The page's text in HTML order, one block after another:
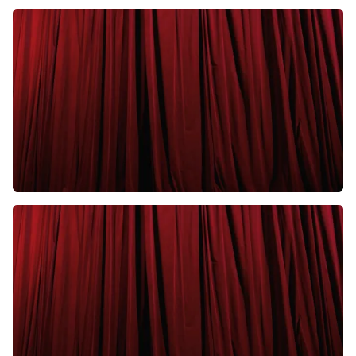
20:00 uur
KOOP TICKETS
Cirque Du Soleil Ovo
ING Arena
Brussel, Belgie
13:00 uur